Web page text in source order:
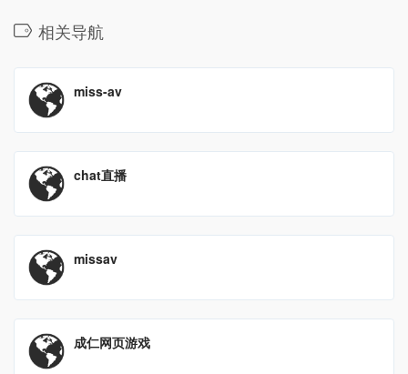
相关导航
miss-av
chat直播
missav
成仁网页游戏